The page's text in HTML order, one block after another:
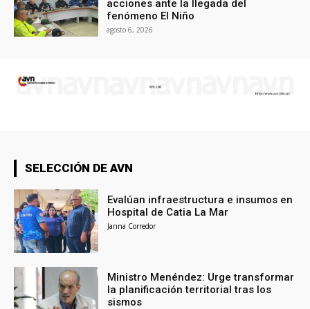
acciones ante la llegada del
fenómeno El Niño
agosto 6, 2026
SELECCIÓN DE AVN
Evalúan infraestructura e insumos en
Hospital de Catia La Mar
Janna Corredor
Ministro Menéndez: Urge transformar
la planificación territorial tras los
sismos